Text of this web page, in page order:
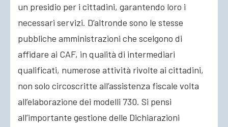
un presidio per i cittadini, garantendo loro i
necessari servizi. D’altronde sono le stesse
pubbliche amministrazioni che scelgono di
affidare ai CAF, in qualità di intermediari
qualificati, numerose attività rivolte ai cittadini,
non solo circoscritte all’assistenza fiscale volta
all’elaborazione dei modelli 730. Si pensi
all’importante gestione delle Dichiarazioni